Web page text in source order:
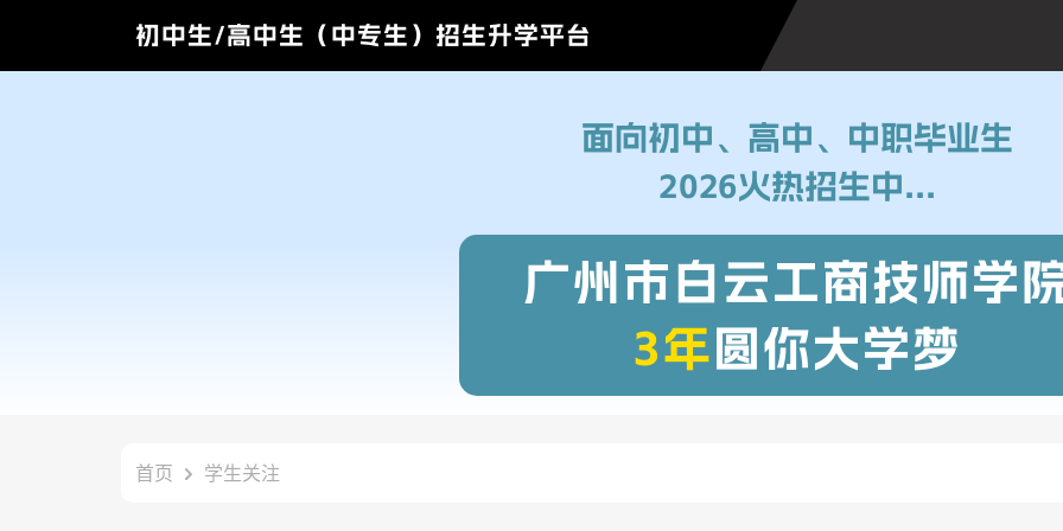
初中生/高中生（中专生）招生升学平台
面向初中、高中、中职毕业生
2026火热招生中...
广州市白云工商技师学
3年圆你大学梦
首页 学生关注